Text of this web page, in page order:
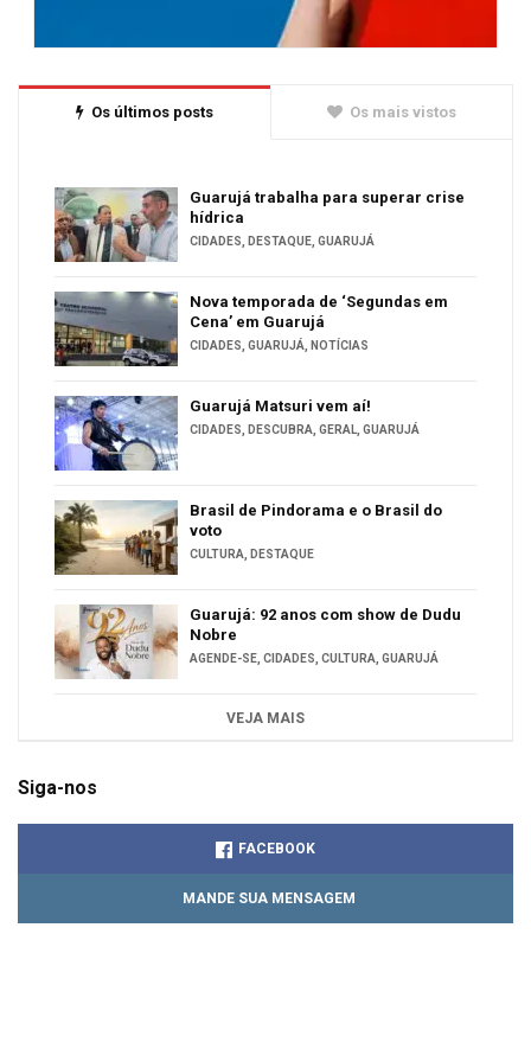
Os últimos posts Os mais vistos
Guarujá trabalha para superar crise
hídrica
CIDADES DESTAQUE GUARUJÁ
Nova temporada de ‘Segundas em
Cena’ em Guarujá
CIDADES GUARUJÁ NOTÍCIAS
Guarujá Matsuri vem aí!
CIDADES DESCUBRA GERAL GUARUJÁ
Brasil de Pindorama e o Brasil do
voto
CULTURA DESTAQUE
Guarujá: 92 anos com show de Dudu
Nobre
AGENDE-SE CIDADES CULTURA GUARUJÁ
VEJA MAIS
Siga-nos
FACEBOOK
MANDE SUA MENSAGEM